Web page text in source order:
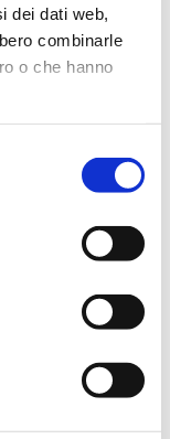
dei dati web,
combinarle
o che hanno
E34